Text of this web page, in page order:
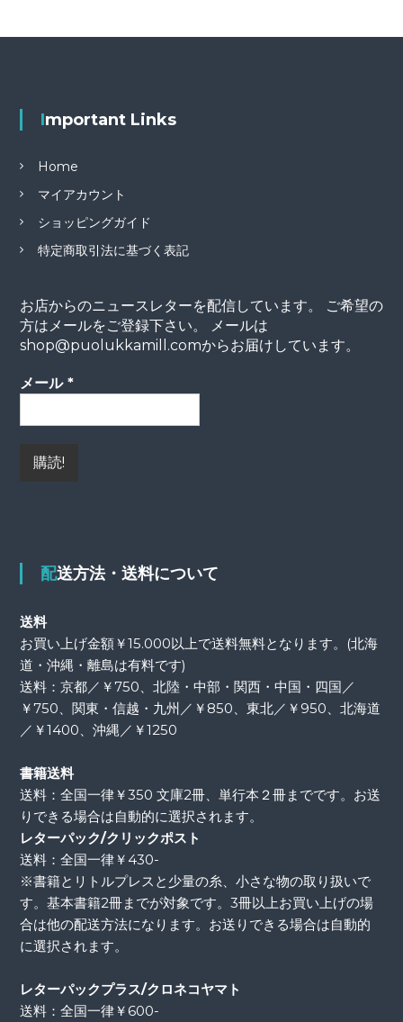
Important Links
Home
マイアカウント
ショッピングガイド
特定商取引法に基づく表記
お店からのニュースレターを配信しています。 ご希望の
方はメールをご登録下さい。 メールは
shop@puolukkamill.comからお届けしています。
メール *
配送方法・送料について
送料
お買い上げ金額￥15.000以上で送料無料となります。(北海
道・沖縄・離島は有料です)
送料：京都／￥750、北陸・中部・関西・中国・四国／
￥750、関東・信越・九州／￥850、東北／￥950、北海道
／￥1400、沖縄／￥1250
書籍送料
送料：全国一律￥350 文庫2冊、単行本２冊までです。お送
りできる場合は自動的に選択されます。
レターパック/クリックポスト
送料：全国一律￥430-
※書籍とリトルプレスと少量の糸、小さな物の取り扱いで
す。基本書籍2冊までが対象です。3冊以上お買い上げの場
合は他の配送方法になります。お送りできる場合は自動的
に選択されます。
レターパックプラス/クロネコヤマト
送料：全国一律￥600-